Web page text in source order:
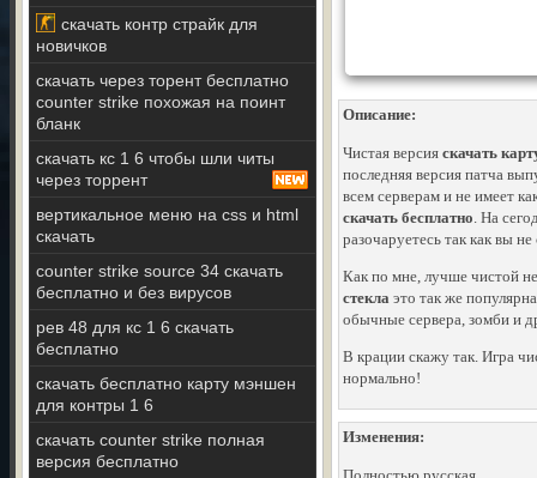
скачать контр страйк для
новичков
скачать через торент бесплатно
counter strike похожая на поинт
бланк
скачать кс 1 6 чтобы шли читы
через торрент
вертикальное меню на css и html
скачать
counter strike source 34 скачать
бесплатно и без вирусов
рев 48 для кс 1 6 скачать
бесплатно
скачать бесплатно карту мэншен
для контры 1 6
скачать counter strike полная
версия бесплатно
Описание:
Чистая версия скачать
последняя версия патча
всем серверам и не имеет
скачать бесплатно. На
разочаруетесь так как вы
Как по мне, лучше чистой
стекла это так же
обычные сервера, зомби и
В крации скажу так. Игра
нормально!
Изменения: